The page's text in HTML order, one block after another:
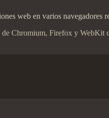
web en varios navegadores
Chromium, Firefox y WebKit